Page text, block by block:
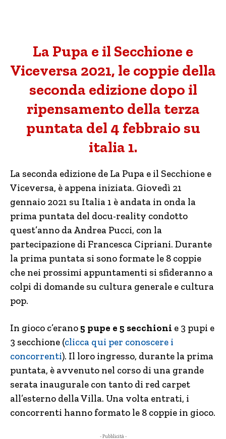
La Pupa e il Secchione e
Viceversa 2021, le coppie della
seconda edizione dopo il
ripensamento della terza
puntata del 4 febbraio su
italia 1.
La seconda edizione de La Pupa e il Secchione e
Viceversa, è appena iniziata. Giovedì 21
gennaio 2021 su Italia 1 è andata in onda la
prima puntata del docu-reality condotto
quest’anno da Andrea Pucci, con la
partecipazione di Francesca Cipriani. Durante
la prima puntata si sono formate le 8 coppie
che nei prossimi appuntamenti si sfideranno a
colpi di domande su cultura generale e cultura
pop.
In gioco c’erano5 pupe e 5 secchioni e 3 pupi e
3 secchione (clicca qui per conoscere i
concorrenti). Il loro ingresso, durante la prima
puntata, è avvenuto nel corso di una grande
serata inaugurale con tanto di red carpet
all’esterno della Villa. Una volta entrati, i
concorrenti hanno formato le 8 coppie in gioco.
- Pubblicità -